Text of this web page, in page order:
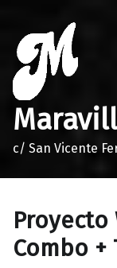
c/ San Vicente
Proyecto
Combo +